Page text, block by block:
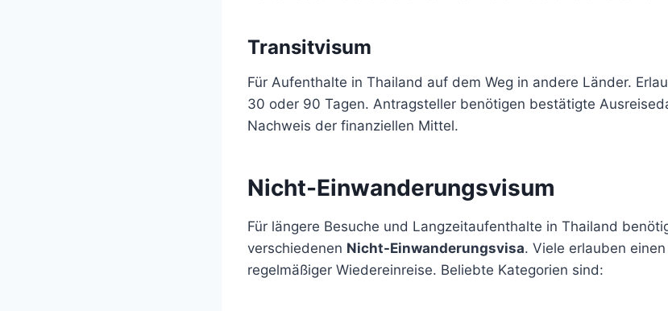
Transitvisum
Für Aufenthalte in Thailand auf dem Weg in andere Länder.
30 oder 90 Tagen. Antragsteller benötigen bestätigte
Nachweis der finanziellen Mittel.
Nicht-Einwanderungsvisum
Für längere Besuche und Langzeitaufenthalte in Thailand
verschiedenen Nicht-Einwanderungsvisa. Viele erlauben
regelmäßiger Wiedereinreise. Beliebte Kategorien sind: